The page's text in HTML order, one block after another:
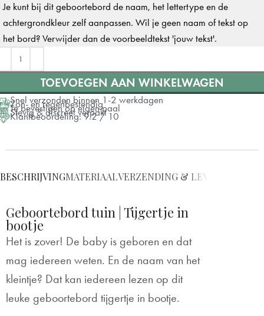
Op werkdagen voor 14.00u besteld, dezelfde dag verzonden + €8
Je kunt bij dit geboortebord de naam, het lettertype en de
achtergrondkleur zelf aanpassen. Wil je geen naam of tekst op
het bord? Verwijder dan de voorbeeldtekst 'jouw tekst'.
TOEVOEGEN AAN WINKELWAGEN
Snel verzonden binnen 1-2 werkdagen
Zon- en regenbestendig
Te bevestigen op eigen paal
Stevig & discreet verpakt
Klantbeoordeling: 9.2 / 10
BESCHRIJVINGMATERIAALVERZENDING & LEVERING
Geboortebord tuin | Tijgertje in
bootje
Het is zover! De baby is geboren en dat
mag iedereen weten. En de naam van het
kleintje? Dat kan iedereen lezen op dit
leuke geboortebord tijgertje in bootje.